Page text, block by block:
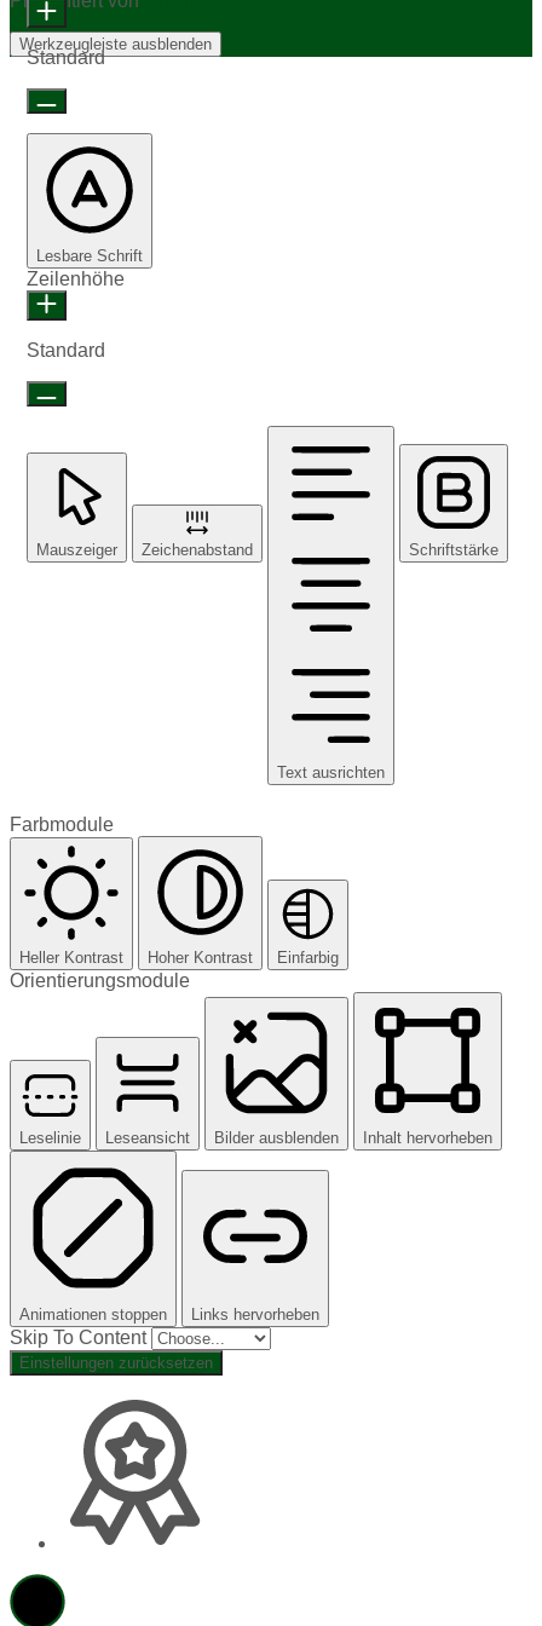
Werkzeugleiste ausblenden
Standard
Lesbare Schrift
Zeilenhöhe
Standard
Mauszeiger Zeichenabstand
Text ausrichten
Schriftstärke
Farbmodule
Heller Kontrast Hoher Kontrast Einfarbig
Orientierungsmodule
Leselinie Leseansicht Bilder ausblenden Inhalt hervorheben
Animationen stoppen Links hervorheben
Skip To Content
Einstellungen zurücksetzen